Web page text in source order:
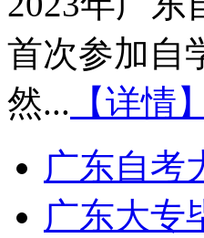
首次参加自
然... 【详情】
广东自考
广东大专